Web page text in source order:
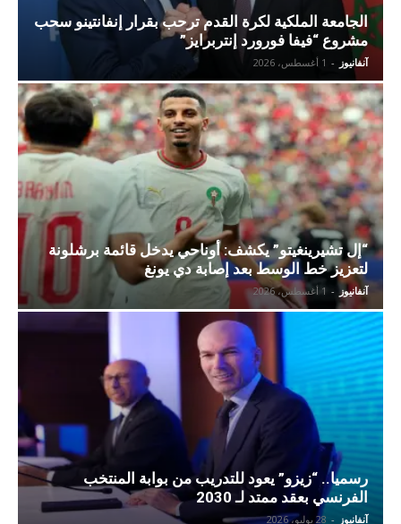
الجامعة الملكية لكرة القدم ترحب بقرار إنفانتينو سحب
مشروع “فيفا فورورد إنتربرايز”
آنفانيوز - 1 أغسطس، 2026
“إل تشيرينغيتو” يكشف: أوناحي يدخل قائمة برشلونة
لتعزيز خط الوسط بعد إصابة دي يونغ
آنفانيوز - 1 أغسطس، 2026
رسميا.. “زيزو” يعود للتدريب من بوابة المنتخب
الفرنسي بعقد ممتد لـ 2030
آنفانيوز - 28 يوليو، 2026